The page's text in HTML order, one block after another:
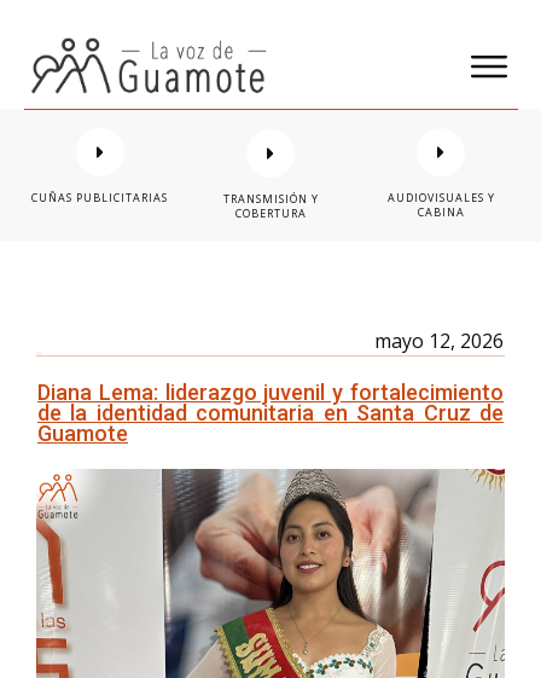
CUÑAS PUBLICITARIAS
TRANSMISIÓN Y
COBERTURA
AUDIOVISUALES Y
CABINA
mayo 12, 2026
Diana Lema: liderazgo juvenil y fortalecimiento
de la identidad comunitaria en Santa Cruz de
Guamote